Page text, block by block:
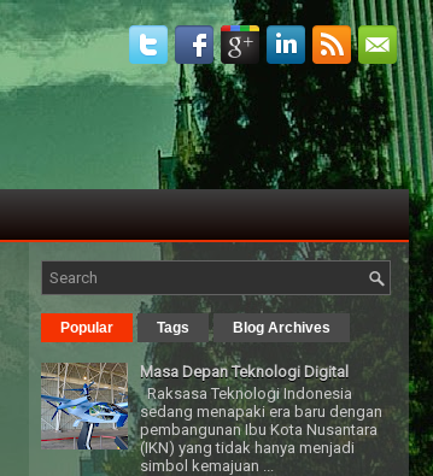
Popular Tags Blog Archives
Masa Depan Teknologi Digital
Raksasa Teknologi Indonesia
sedang menapaki era baru dengan
pembangunan Ibu Kota Nusantara
(IKN) yang tidak hanya menjadi
simbol kemajuan ...